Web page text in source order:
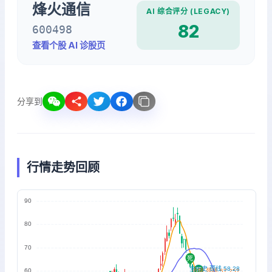
烽火通信
600498
查看个股 AI 诊股页
AI 综合评分 (LEGACY)
82
分享到
行情走势回顾